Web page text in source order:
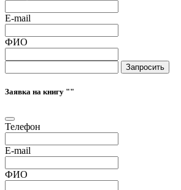
E-mail
ФИО
Запросить
Заявка на книгу ""
Телефон
E-mail
ФИО